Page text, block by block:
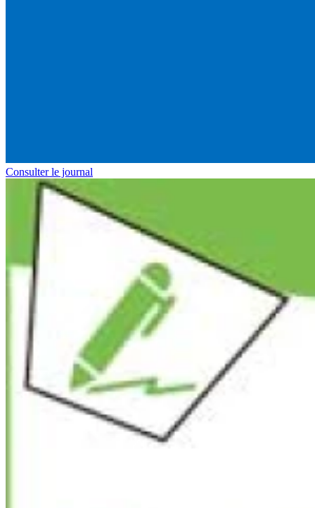
Consulter le journal